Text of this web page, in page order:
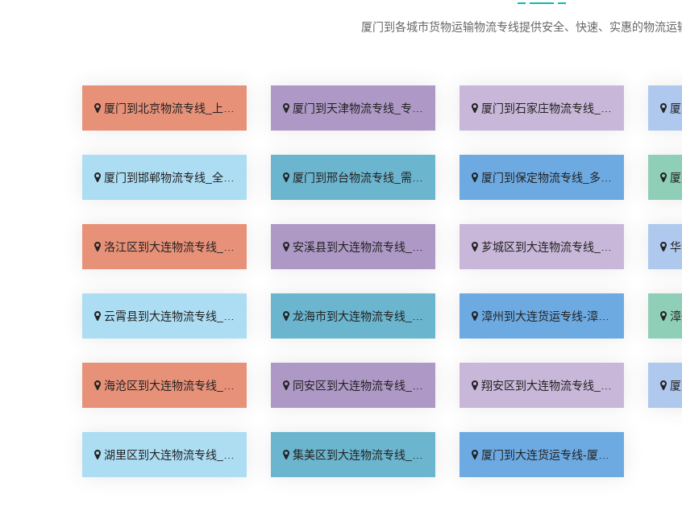
厦门到各城市货物运输物流专线提供安全、快速、实惠的物流运
厦门到北京物流专线_上门取件「不随意加价」 厦门到天津物流专线_专线快运「直通专线」 厦门到石家庄物流专线_多久能到「诚信为先」 厦
厦门到邯郸物流专线_全境到达「无需中转」 厦门到邢台物流专线_需要几天「要多少钱」 厦门到保定物流专线_多少一吨「定点发车」 厦
洛江区到大连物流专线_全境配送「资质齐全」 安溪县到大连物流专线_快运有保障「费用多少」 芗城区到大连物流专线_随叫随到「准时准点」 华
云霄县到大连物流专线_一站式托运「实时跟踪 」 龙海市到大连物流专线_整车配货「直发全境」 漳州到大连货运专线-漳州到大连物流公司_定点发车「运费多少」 漳
海沧区到大连物流专线_送货上门「运价行情」 同安区到大连物流专线_价位合理「省事省心」 翔安区到大连物流专线_实时反馈「一站式托运」 厦
湖里区到大连物流专线_专线查询「专业调车」 集美区到大连物流专线_上门取件「资质齐全」 厦门到大连货运专线-厦门到大连物流公司_需要几天「全境配送」